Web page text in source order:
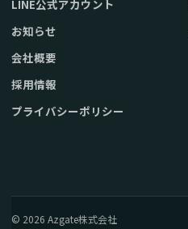
LINE公式アカウント
お知らせ
会社概要
採用情報
プライバシーポリシー
© 2026 Azgate株式会社